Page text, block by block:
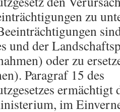
zu
und der
oder zu
Paragraf 15 des
ermächtigt
im